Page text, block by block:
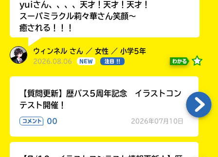
yuiさん、、、、天才！天才！天才！
スーパミラクル莉々華さん笑顔〜
癒される！！！
ウィンネル さん ／ 女性 ／ 小学5年
2026.08.06 NEW 注目 !! わかる
【質問更新】歴バス5周年記念 イラストコン
テスト開催！
コメント 00 2026年07月10日
て
み
戻